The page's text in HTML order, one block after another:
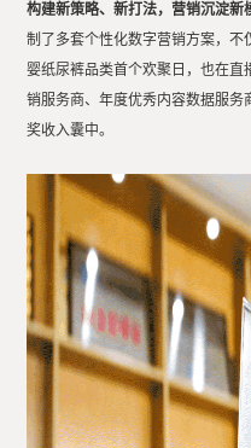
构建新策略、新打法， 营销沉淀新
制了多套个性化数字营销方案，不
婴纸尿裤品类首个欢聚日，也在
销服务商、年度优秀内容数据服务
奖收入囊中。